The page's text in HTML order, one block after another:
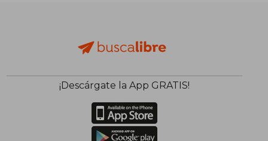
¡Descárgate la App GRATIS!